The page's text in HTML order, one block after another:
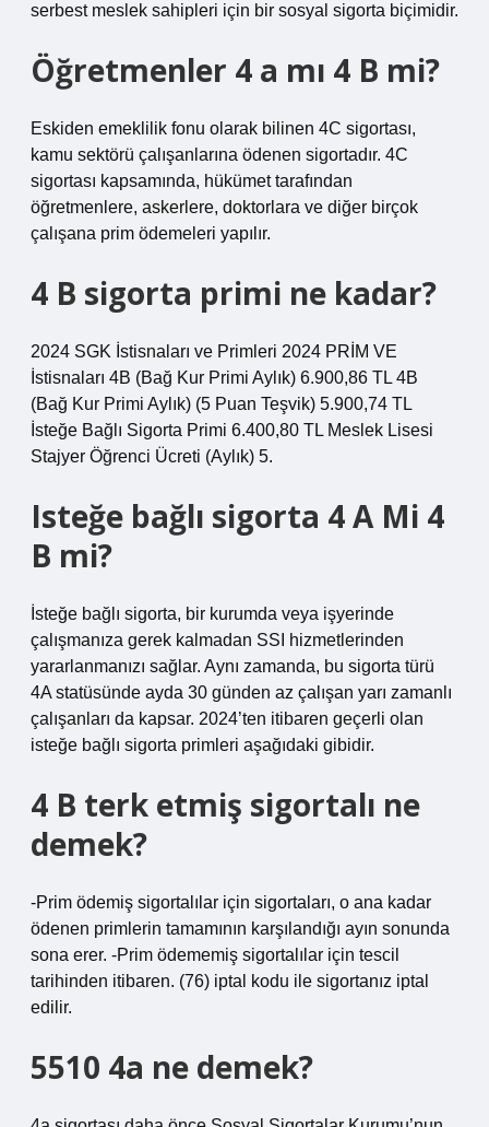
serbest meslek sahipleri için bir sosyal sigorta biçimidir.
Öğretmenler 4 a mı 4 B mi?
Eskiden emeklilik fonu olarak bilinen 4C sigortası,
kamu sektörü çalışanlarına ödenen sigortadır. 4C
sigortası kapsamında, hükümet tarafından
öğretmenlere, askerlere, doktorlara ve diğer birçok
çalışana prim ödemeleri yapılır.
4 B sigorta primi ne kadar?
2024 SGK İstisnaları ve Primleri 2024 PRİM VE
İstisnaları 4B (Bağ Kur Primi Aylık) 6.900,86 TL 4B
(Bağ Kur Primi Aylık) (5 Puan Teşvik) 5.900,74 TL
İsteğe Bağlı Sigorta Primi 6.400,80 TL Meslek Lisesi
Stajyer Öğrenci Ücreti (Aylık) 5.
Isteğe bağlı sigorta 4 A Mi 4
B mi?
İsteğe bağlı sigorta, bir kurumda veya işyerinde
çalışmanıza gerek kalmadan SSI hizmetlerinden
yararlanmanızı sağlar. Aynı zamanda, bu sigorta türü
4A statüsünde ayda 30 günden az çalışan yarı zamanlı
çalışanları da kapsar. 2024’ten itibaren geçerli olan
isteğe bağlı sigorta primleri aşağıdaki gibidir.
4 B terk etmiş sigortalı ne
demek?
-Prim ödemiş sigortalılar için sigortaları, o ana kadar
ödenen primlerin tamamının karşılandığı ayın sonunda
sona erer. -Prim ödememiş sigortalılar için tescil
tarihinden itibaren. (76) iptal kodu ile sigortanız iptal
edilir.
5510 4a ne demek?